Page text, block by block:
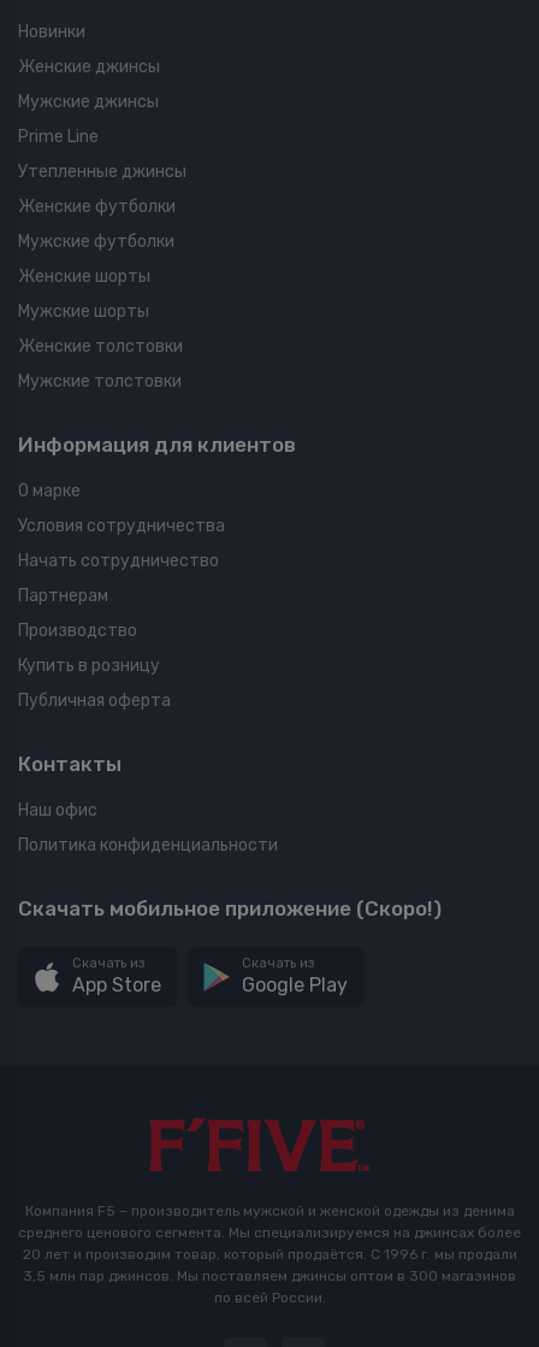
Новинки
Женские джинсы
Мужские джинсы
Prime Line
Утепленные джинсы
Женские футболки
Мужские футболки
Женские шорты
Мужские шорты
Женские толстовки
Мужские толстовки
Информация для клиентов
О марке
Условия сотрудничества
Начать сотрудничество
Партнерам
Производство
Купить в розницу
Публичная оферта
Контакты
Наш офис
Политика конфиденциальности
Скачать мобильное приложение (Скоро!)
Скачать из
App Store
Скачать из
Google Play
Компания F5 – производитель мужской и женской одежды из денима
среднего ценового сегмента. Мы специализируемся на джинсах более
20 лет и производим товар, который продаётся. С 1996 г. мы продали
3,5 млн пар джинсов. Мы поставляем джинсы оптом в 300 магазинов
по всей России.